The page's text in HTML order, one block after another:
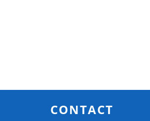
CONTACT